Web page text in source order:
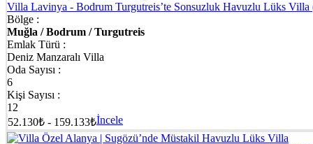
Villa Lavinya - Bodrum Turgutreis’te Sonsuzluk Havuzlu Lüks Villa
Bölge :
Muğla / Bodrum / Turgutreis
Emlak Türü :
Deniz Manzaralı Villa
Oda Sayısı :
6
Kişi Sayısı :
12
52.130₺ - 159.133₺İncele